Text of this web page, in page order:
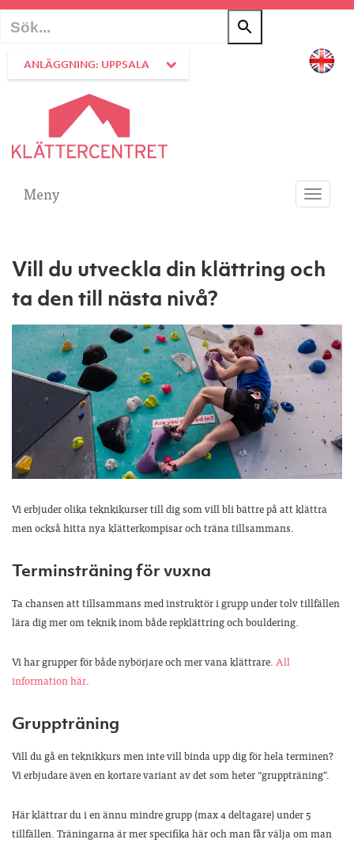
ANLÄGGNING: UPPSALA
Toggle
Meny
Vill du utveckla din klättring och
ta den till nästa nivå?
Vi erbjuder olika teknkikurser till dig som vill bli bättre på att klättra
men också hitta nya klätterkompisar och träna tillsammans.
Terminsträning för vuxna
Ta chansen att tillsammans med instruktör i grupp under tolv tillfällen
lära dig mer om teknik inom både repklättring och bouldering.
Vi har grupper för både nybörjare och mer vana klättrare.All
information här.
Gruppträning
Vill du gå en teknikkurs men inte vill binda upp dig för hela terminen?
Vi erbjudare även en kortare variant av det som heter “gruppträning”.
Här klättrar du i en ännu mindre grupp (max 4 deltagare) under 5
tillfällen. Träningarna är mer specifika här och man får välja om man